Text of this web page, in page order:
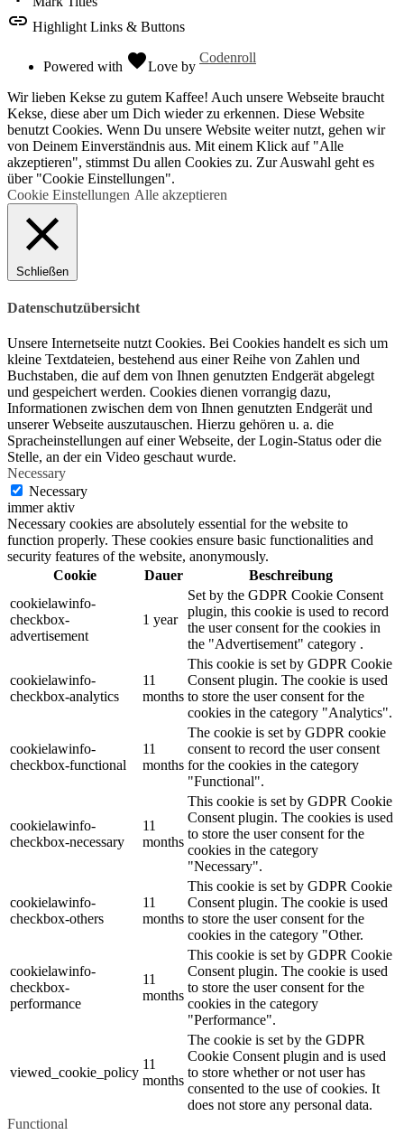
link Highlight Links & Buttons
Powered with favoriteLove by
Codenroll
Wir lieben Kekse zu gutem Kaffee! Auch unsere Webseite braucht
Kekse, diese aber um Dich wieder zu erkennen. Diese Website
benutzt Cookies. Wenn Du unsere Website weiter nutzt, gehen wir
von Deinem Einverständnis aus. Mit einem Klick auf "Alle
akzeptieren", stimmst Du allen Cookies zu. Zur Auswahl geht es
über "Cookie Einstellungen".
Cookie Einstellungen Alle akzeptieren
Schließen
Datenschutzübersicht
Unsere Internetseite nutzt Cookies. Bei Cookies handelt es sich um
kleine Textdateien, bestehend aus einer Reihe von Zahlen und
Buchstaben, die auf dem von Ihnen genutzten Endgerät abgelegt
und gespeichert werden. Cookies dienen vorrangig dazu,
Informationen zwischen dem von Ihnen genutzten Endgerät und
unserer Webseite auszutauschen. Hierzu gehören u. a. die
Spracheinstellungen auf einer Webseite, der Login-Status oder die
Stelle, an der ein Video geschaut wurde.
Necessary
Necessary
immer aktiv
Necessary cookies are absolutely essential for the website to
function properly. These cookies ensure basic functionalities and
security features of the website, anonymously.
Cookie
Dauer
Beschreibung
cookielawinfo-
checkbox-
advertisement
1 year
Set by the GDPR Cookie Consent
plugin, this cookie is used to record
the user consent for the cookies in
the "Advertisement" category .
cookielawinfo-
checkbox-analytics
11
months
This cookie is set by GDPR Cookie
Consent plugin. The cookie is used
to store the user consent for the
cookies in the category "Analytics".
cookielawinfo-
checkbox-functional
11
months
The cookie is set by GDPR cookie
consent to record the user consent
for the cookies in the category
"Functional".
cookielawinfo-
checkbox-necessary
11
months
This cookie is set by GDPR Cookie
Consent plugin. The cookies is used
to store the user consent for the
cookies in the category
"Necessary".
cookielawinfo-
checkbox-others
11
months
This cookie is set by GDPR Cookie
Consent plugin. The cookie is used
to store the user consent for the
cookies in the category "Other.
cookielawinfo-
checkbox-
performance
11
months
This cookie is set by GDPR Cookie
Consent plugin. The cookie is used
to store the user consent for the
cookies in the category
"Performance".
viewed_cookie_policy
11
months
The cookie is set by the GDPR
Cookie Consent plugin and is used
to store whether or not user has
consented to the use of cookies. It
does not store any personal data.
Functional